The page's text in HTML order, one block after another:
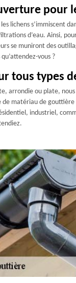
pour
les lichens s’immiscent
d’eau. Ainsi,
se muniront des
vous ?
tous types
arrondie ou plate,
matériau de
industriel,